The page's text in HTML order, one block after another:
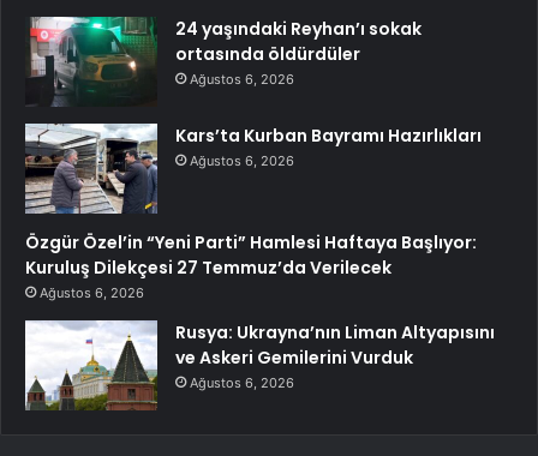
24 yaşındaki Reyhan’ı sokak
ortasında öldürdüler
Ağustos 6, 2026
Kars’ta Kurban Bayramı Hazırlıkları
Ağustos 6, 2026
Özgür Özel’in “Yeni Parti” Hamlesi Haftaya Başlıyor:
Kuruluş Dilekçesi 27 Temmuz’da Verilecek
Ağustos 6, 2026
Rusya: Ukrayna’nın Liman Altyapısını
ve Askeri Gemilerini Vurduk
Ağustos 6, 2026